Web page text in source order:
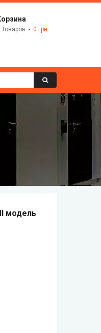
Товаров 0 грн
модель